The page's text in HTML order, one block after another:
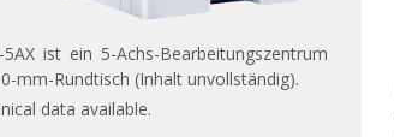
ist ein 5-Achs-Bearbeitungszentrum
mm-Rundtisch (Inhalt unvollständig).
data available.